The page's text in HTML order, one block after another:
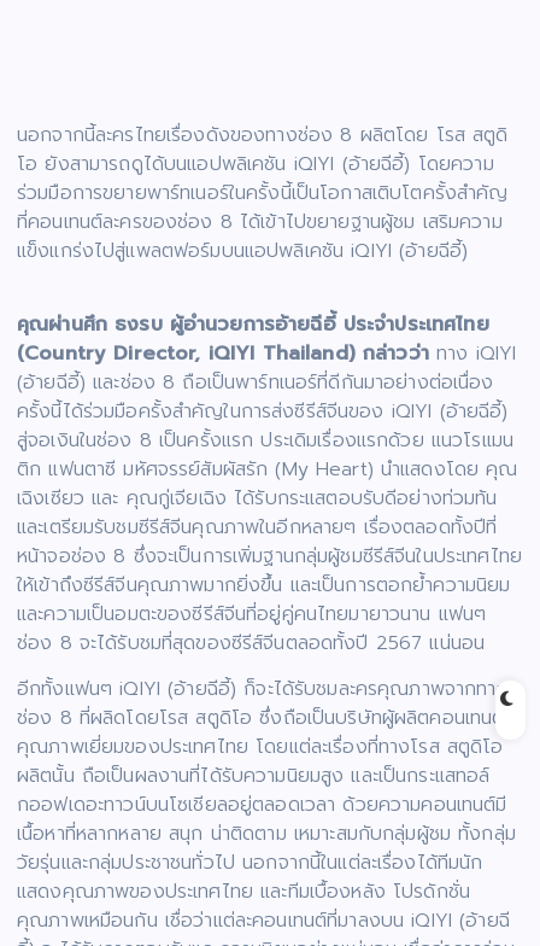
นอกจากนี้ละครไทยเรื่องดังของทางช่อง 8 ผลิตโดย โรส สตูดิ
โอ ยังสามารถดูได้บนแอปพลิเคชัน iQIYI (อ้ายฉีอี้) โดยความ
ร่วมมือการขยายพาร์ทเนอร์ในครั้งนี้เป็นโอกาสเติบโตครั้งสำคัญ
ที่คอนเทนต์ละครของช่อง 8 ได้เข้าไปขยายฐานผู้ชม เสริมความ
แข็งแกร่งไปสู่แพลตฟอร์มบนแอปพลิเคชัน iQIYI (อ้ายฉีอี้)
คุณผ่านศึก ธงรบ ผู้อำนวยการอ้ายฉีอี้ ประจำประเทศไทย
(Country Director, iQIYI Thailand) กล่าวว่า ทาง iQIYI
(อ้ายฉีอี้) และช่อง 8 ถือเป็นพาร์ทเนอร์ที่ดีกันมาอย่างต่อเนื่อง
ครั้งนี้ได้ร่วมมือครั้งสำคัญในการส่งซีรีส์จีนของ iQIYI (อ้ายฉีอี้)
สู่จอเงินในช่อง 8 เป็นครั้งแรก ประเดิมเรื่องแรกด้วย แนวโรแมน
ติก แฟนตาซี มหัศจรรย์สัมผัสรัก (My Heart) นำแสดงโดย คุณ
เฉิงเซียว และ คุณกู่เจียเฉิง ได้รับกระแสตอบรับดีอย่างท่วมท้น
และเตรียมรับชมซีรีส์จีนคุณภาพในอีกหลายๆ เรื่องตลอดทั้งปีที่
หน้าจอช่อง 8 ซึ่งจะเป็นการเพิ่มฐานกลุ่มผู้ชมซีรีส์จีนในประเทศไทย
ให้เข้าถึงซีรีส์จีนคุณภาพมากยิ่งขึ้น และเป็นการตอกย้ำความนิยม
และความเป็นอมตะของซีรีส์จีนที่อยู่คู่คนไทยมายาวนาน แฟนๆ
ช่อง 8 จะได้รับชมที่สุดของซีรีส์จีนตลอดทั้งปี 2567 แน่นอน
อีกทั้งแฟนๆ iQIYI (อ้ายฉีอี้) ก็จะได้รับชมละครคุณภาพจากทาง
ช่อง 8 ที่ผลิดโดยโรส สตูดิโอ ซึ่งถือเป็นบริษัทผู้ผลิตคอนเทนต์
คุณภาพเยี่ยมของประเทศไทย โดยแต่ละเรื่องที่ทางโรส สตูดิโอ
ผลิตนั้น ถือเป็นผลงานที่ได้รับความนิยมสูง และเป็นกระแสทอล์
กออฟเดอะทาวน์บนโซเชียลอยู่ตลอดเวลา ด้วยความคอนเทนต์มี
เนื้อหาที่หลากหลาย สนุก น่าติดตาม เหมาะสมกับกลุ่มผู้ชม ทั้งกลุ่ม
วัยรุ่นและกลุ่มประชาชนทั่วไป นอกจากนี้ในแต่ละเรื่องได้ทีมนัก
แสดงคุณภาพของประเทศไทย และทีมเบื้องหลัง โปรดักชั่น
คุณภาพเหมือนกัน เชื่อว่าแต่ละคอนเทนต์ที่มาลงบน iQIYI (อ้ายฉี